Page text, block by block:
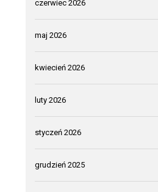
czerwiec 2026
maj 2026
kwiecień 2026
luty 2026
styczeń 2026
grudzień 2025